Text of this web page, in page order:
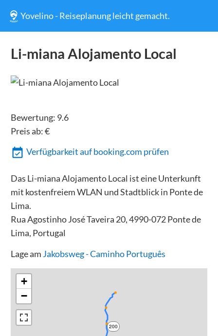
Yovelino - Reiseplanung leicht gemacht.
Li-miana Alojamento Local
Bewertung: 9.6
Preis ab:€
Verfügbarkeit auf booking.com prüfen
Das Li-miana Alojamento Local ist eine Unterkunft
mit kostenfreiem WLAN und Stadtblick in Ponte de
Lima.
Rua Agostinho José Taveira 20, 4990-072 Ponte de
Lima, Portugal
Lage am Jakobsweg - Caminho Português
200
+
−